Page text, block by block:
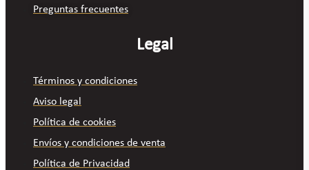
Preguntas frecuentes
Legal
Términos y condiciones
Aviso legal
Política de cookies
Envíos y condiciones de venta
Política de Privacidad